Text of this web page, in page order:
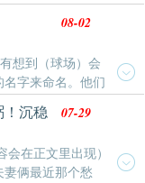
花家的各项体育运动
才能获得足够多的“奥林
务：世界杯出
男足打入世界
无法充气！”
” “任务要求：请迫
罚：梦之队请求暂停
是什么？充气和漏气
？”
08-02
想到（球场）会
字来命名。他们
记者：您拥有超凡的个
么看，我只是一个平
！沉稳
07-29
在正文里出现）
俩最近那个愁